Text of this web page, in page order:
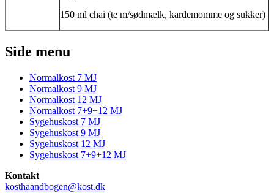
150 ml chai (te m/sødmælk, kardemomme og sukker)
Side menu
Normalkost 7 MJ
Normalkost 9 MJ
Normalkost 12 MJ
Normalkost 7+9+12 MJ
Sygehuskost 7 MJ
Sygehuskost 9 MJ
Sygehuskost 12 MJ
Sygehuskost 7+9+12 MJ
Kontakt
kosthaandbogen@kost.dk